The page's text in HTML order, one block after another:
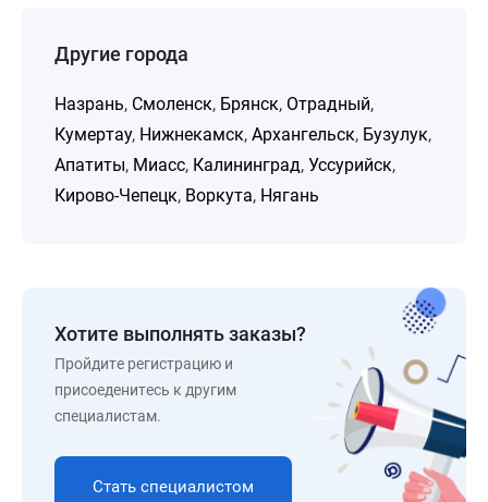
Другие города
Назрань, Смоленск, Брянск, Отрадный,
Кумертау, Нижнекамск, Архангельск, Бузулук,
Апатиты, Миасс, Калининград, Уссурийск,
Кирово-Чепецк, Воркута, Нягань
Хотите выполнять заказы?
Пройдите регистрацию и
присоеденитесь к другим
специалистам.
Стать специалистом